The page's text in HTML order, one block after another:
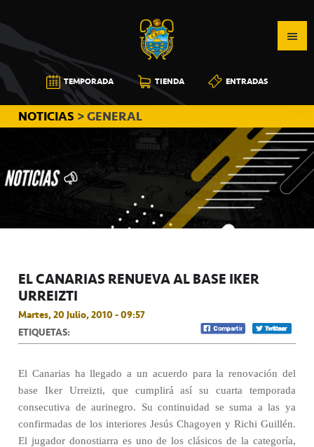
a
la
navegación
principal
al
contenido
principal
a
la
barra
lateral
principal
CB
CANARIAS
TEMPORADA TIENDA ENTRADAS
NOTICIAS > GENERAL
EL CANARIAS RENUEVA AL BASE IKER
URREIZTI
Martes, 20 Julio, 2010 - 09:57
ETIQUETAS:
El Canarias ha llegado a un acuerdo para la renovación del
base Iker Urreizti, que cumplirá así su cuarta temporada
consecutiva de aurinegro. Su continuidad se suma a las ya
confirmadas de los interiores Jesús Chagoyen y Richi Guillén.
El jugador donostiarra es uno de los clásicos de la categoría,